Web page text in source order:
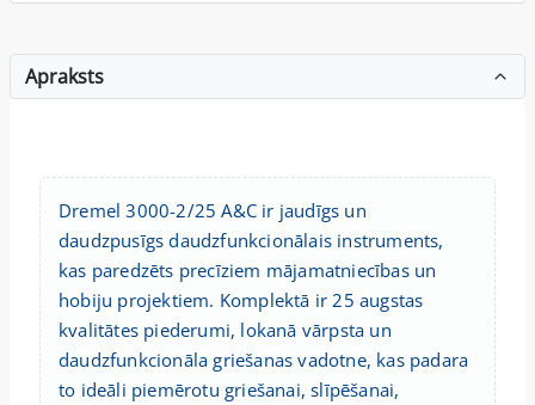
Apraksts
Dremel 3000-2/25 A&C ir jaudīgs un
daudzpusīgs daudzfunkcionālais instruments,
kas paredzēts precīziem mājamatniecības un
hobiju projektiem. Komplektā ir 25 augstas
kvalitātes piederumi, lokanā vārpsta un
daudzfunkcionāla griešanas vadotne, kas padara
to ideāli piemērotu griešanai, slīpēšanai,